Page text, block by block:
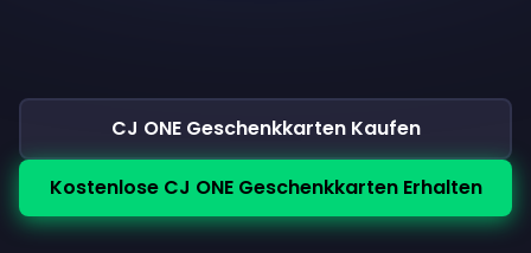
CJ ONE Geschenkkarten Kaufen
Kostenlose CJ ONE Geschenkkarten Erhalten